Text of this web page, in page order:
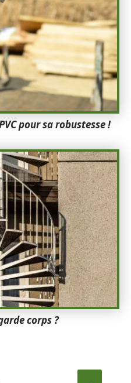
pour sa robustesse !
corps ?